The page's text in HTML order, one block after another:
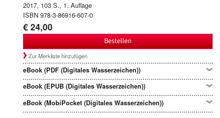
2017, 103 S., 1. Auflage
ISBN 978-3-86916-607-0
€ 24,00
Bestellen
Zur Merkliste hinzufügen
eBook (PDF (Digitales Wasserzeichen))
eBook (EPUB (Digitales Wasserzeichen))
eBook (MobiPocket (Digitales Wasserzeichen))